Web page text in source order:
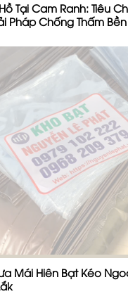
Tại Cam Ranh: Tiêu
Pháp Chống Thấm
Mái Hiên Bạt Kéo